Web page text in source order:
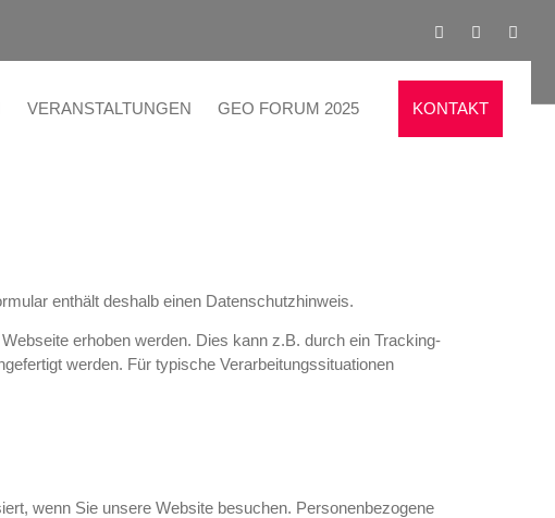
VERANSTALTUNGEN GEO FORUM 2025 KONTAKT
enthält deshalb einen Datenschutzhinweis.
erhoben werden. Dies kann z.B. durch ein Tracking-
werden. Für typische Verarbeitungssituationen
wenn Sie unsere Website besuchen. Personenbezogene